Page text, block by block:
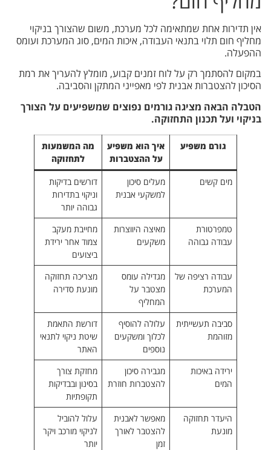
אין תדירות אחת שמתאימה לכל מערכת, משום שהצורך בניקוי
מחליף חום תלוי בתנאי העבודה, איכות המים, סוג המערכת ועומס
ההפעלה.
במקום להסתמך רק על לוח זמנים קבוע, מומלץ להעריך את רמת
הסיכון להצטברות אבנית לפי מאפייני המתקן והסביבה.
הטבלה הבאה מציגה גורמים נפוצים שמשפיעים על הצורך
בניקוי ועל תכנון התחזוקה.
גורם משפיע
איך הוא משפיע
על ההצטברות
מה המשמעות
לתחזוקה
מים קשים
מעלים סיכון
למשקעי אבנית
דורשים בדיקות
וניקוי בתדירות
גבוהה יותר
טמפרטורת
עבודה גבוהה
מאיצה היווצרות
משקעים
מחייבת מעקב
צמוד אחר ירידת
ביצועים
עבודה רציפה של
המערכת
מגדילה עומס
מצטבר על
המחליף
מצריכה תחזוקה
מונעת סדירה
סביבה תעשייתית
מזוהמת
עלולה להוסיף
לכלוך ומשקעים
נוספים
דורשת התאמת
שיטת ניקוי לתנאי
האתר
ירידה באיכות
המים
מגבירה סיכון
להצטברות חוזרת
מחזקת צורך
בסינון ובבדיקות
תקופתיות
היעדר תחזוקה
מונעת
מאפשר לאבנית
להצטבר לאורך
זמן
עלול להוביל
לניקוי מורכב ויקר
יותר